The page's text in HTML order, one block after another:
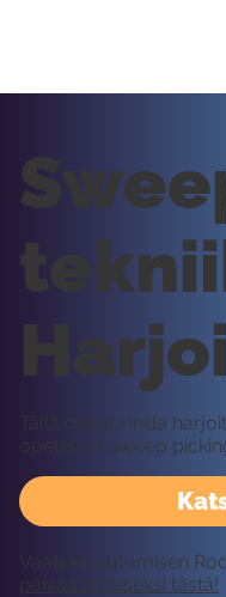
Tällä oppitunnilla
opeteltua sweep
Vaatii kirjautumisen
päivää ilmaiseksi tästä!